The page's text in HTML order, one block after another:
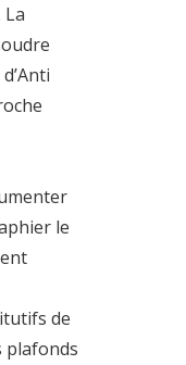
le
de
plafonds